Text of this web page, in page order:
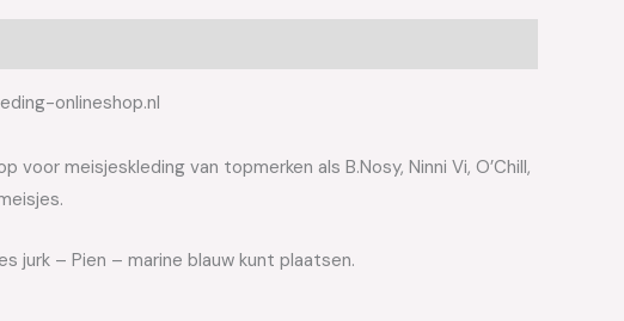
onlineshop.nl
meisjeskleding van topmerken als B.Nosy, Ninni Vi, O’Chill,
jurk – Pien – marine blauw kunt plaatsen.